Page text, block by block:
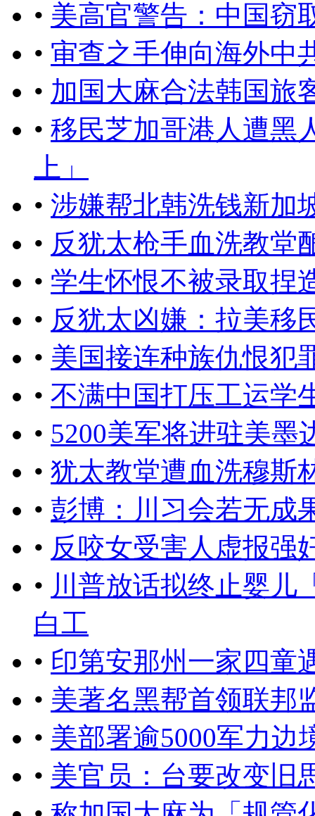
• 美高官警告：中国窃
• 审查之手伸向海外中
• 加国大麻合法韩国旅
• 移民芝加哥港人遭黑
上」
• 涉嫌帮北韩洗钱新加
• 反犹太枪手血洗教堂
• 学生怀恨不被录取捏
• 反犹太凶嫌：拉美移
• 美国接连种族仇恨犯
• 不满中国打压工运学
• 5200美军将进驻美墨
• 犹太教堂遭血洗穆斯
• 彭博：川习会若无成
• 反咬女受害人虚报强
• 川普放话拟终止婴儿
白工
• 印第安那州一家四童
• 美著名黑帮首领联邦
• 美部署逾5000军力边
• 美官员：台要改变旧